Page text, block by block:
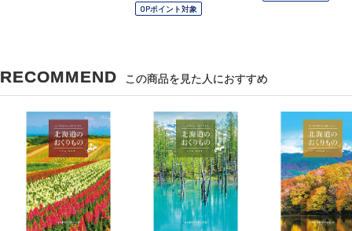
OPポイント対象
RECOMMEND この商品を見た人におすすめ